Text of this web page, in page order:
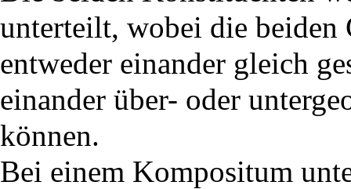
unterteilt, wobei die beiden
entweder einander gleich
einander über- oder
können.
Bei einem Kompositum